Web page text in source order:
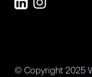
© Copyright 2025